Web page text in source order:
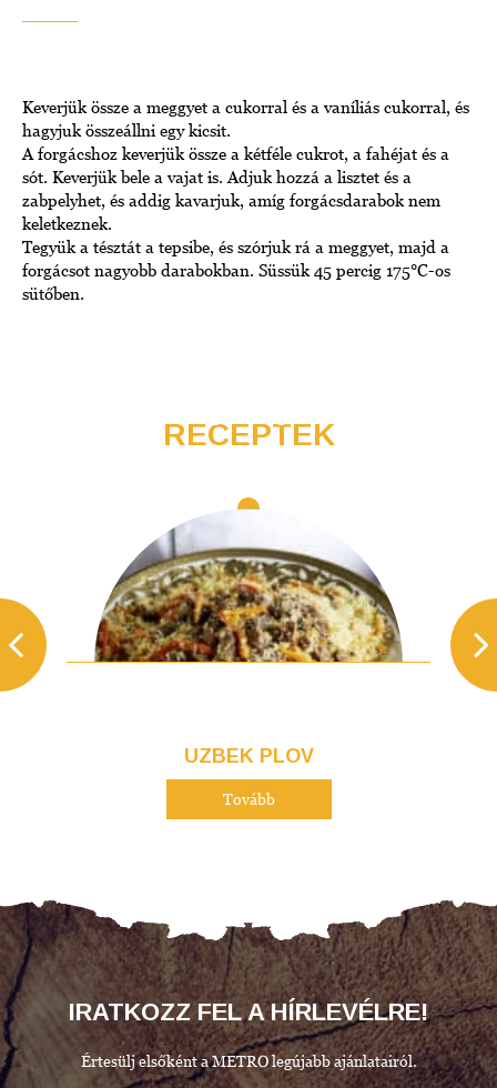
Keverjük össze a meggyet a cukorral és a vaníliás cukorral, és
hagyjuk összeállni egy kicsit.
A forgácshoz keverjük össze a kétféle cukrot, a fahéjat és a
sót. Keverjük bele a vajat is. Adjuk hozzá a lisztet és a
zabpelyhet, és addig kavarjuk, amíg forgácsdarabok nem
keletkeznek.
Tegyük a tésztát a tepsibe, és szórjuk rá a meggyet, majd a
forgácsot nagyobb darabokban. Süssük 45 percig 175°C-os
sütőben.
RECEPTEK
UZBEK PLOV
Tovább
IRATKOZZ FEL A HÍRLEVÉLRE!
Értesülj elsőként a METRO legújabb ajánlatairól.